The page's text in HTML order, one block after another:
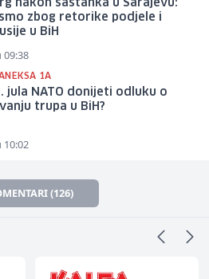
nakon sastanka u Sarajevu:
zbog retorike podjele i
u BiH
09:38
1A
jula NATO donijeti odluku o
trupa u BiH?
10:02
(126)